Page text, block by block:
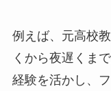
例えば、元高校
くから夜遅くま
経験を活かし、